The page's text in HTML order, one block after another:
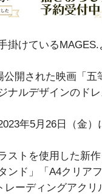
掛けている
開された映画「
ナルデザインのド
年5月26日（金）
ストを使用した新
ンド」「A4クリア
ーディングアク